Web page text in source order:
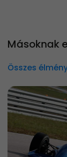
Másoknak
Összes